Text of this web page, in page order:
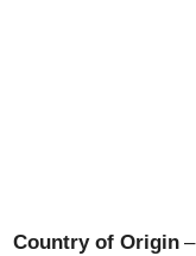
Country of Origin –